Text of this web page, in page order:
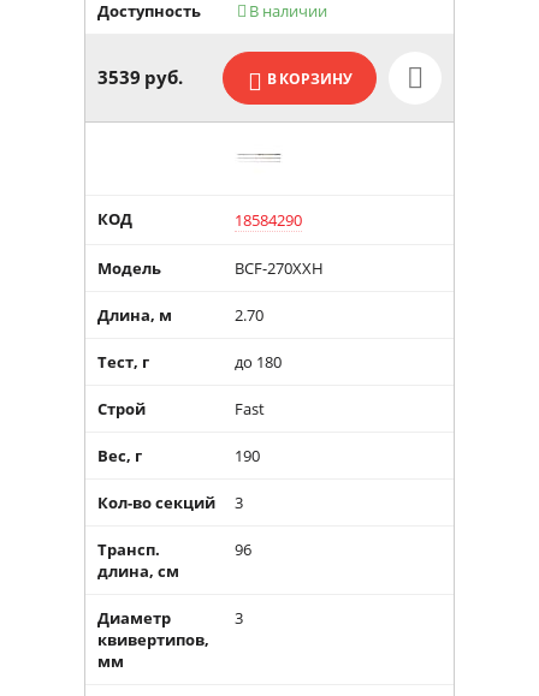
Доступность В наличии

3539 руб. В КОРЗИНУ
КОД 18584290
Модель BCF-270XXH
Длина, м 2.70
Тест, г до 180
Строй Fast
Вес, г 190
Кол-во секций 3
Трансп.
длина, см
96
Диаметр
квивертипов,
мм
3